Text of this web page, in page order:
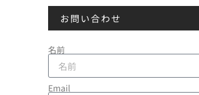
お問い合わせ
名前
Email